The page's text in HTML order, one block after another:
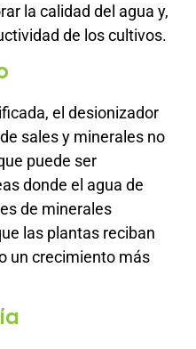
la calidad del agua y,
de los cultivos.
el desionizador
sales y minerales no
puede ser
donde el agua de
de minerales
las plantas reciban
un crecimiento más